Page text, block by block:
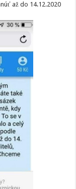
až do 14.12.2020